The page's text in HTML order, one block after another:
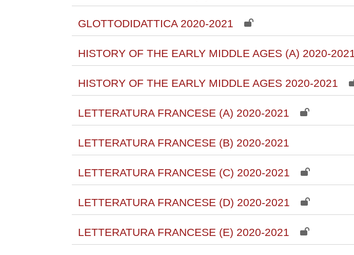
GLOTTODIDATTICA 2020-2021
HISTORY OF THE EARLY MIDDLE AGES (A) 2020-2021
HISTORY OF THE EARLY MIDDLE AGES 2020-2021
LETTERATURA FRANCESE (A) 2020-2021
LETTERATURA FRANCESE (B) 2020-2021
LETTERATURA FRANCESE (C) 2020-2021
LETTERATURA FRANCESE (D) 2020-2021
LETTERATURA FRANCESE (E) 2020-2021